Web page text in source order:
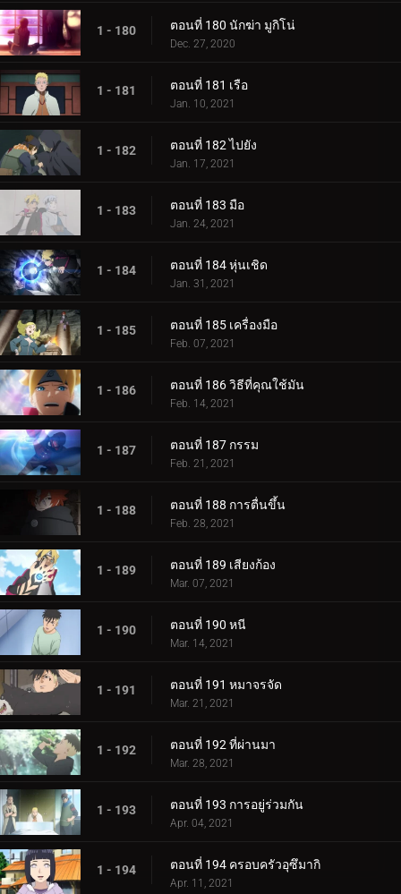
1 - 180 ตอนที่ 180 นักฆ่า มูกิโน่
Dec. 27, 2020
1 - 181 ตอนที่ 181 เรือ
Jan. 10, 2021
1 - 182 ตอนที่ 182 ไปยัง
Jan. 17, 2021
1 - 183 ตอนที่ 183 มือ
Jan. 24, 2021
1 - 184 ตอนที่ 184 หุ่นเชิด
Jan. 31, 2021
1 - 185 ตอนที่ 185 เครื่องมือ
Feb. 07, 2021
1 - 186 ตอนที่ 186 วิธีที่คุณใช้มัน
Feb. 14, 2021
1 - 187 ตอนที่ 187 กรรม
Feb. 21, 2021
1 - 188 ตอนที่ 188 การตื่นขึ้น
Feb. 28, 2021
1 - 189 ตอนที่ 189 เสียงก้อง
Mar. 07, 2021
1 - 190 ตอนที่ 190 หนี
Mar. 14, 2021
1 - 191 ตอนที่ 191 หมาจรจัด
Mar. 21, 2021
1 - 192 ตอนที่ 192 ที่ผ่านมา
Mar. 28, 2021
1 - 193 ตอนที่ 193 การอยู่ร่วมกัน
Apr. 04, 2021
1 - 194 ตอนที่ 194 ครอบครัวอุซึมากิ
Apr. 11, 2021